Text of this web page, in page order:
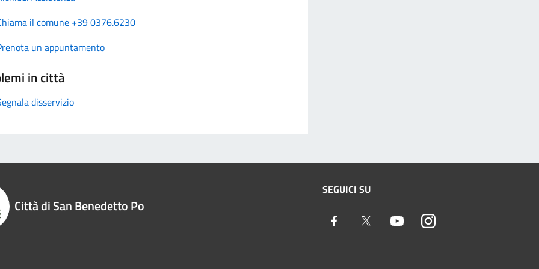
il comune +39 0376.6230
un appuntamento
in città
disservizio
Città di San Benedetto Po
SEGUICI SU
Facebook Twitter YoutubeInstagram